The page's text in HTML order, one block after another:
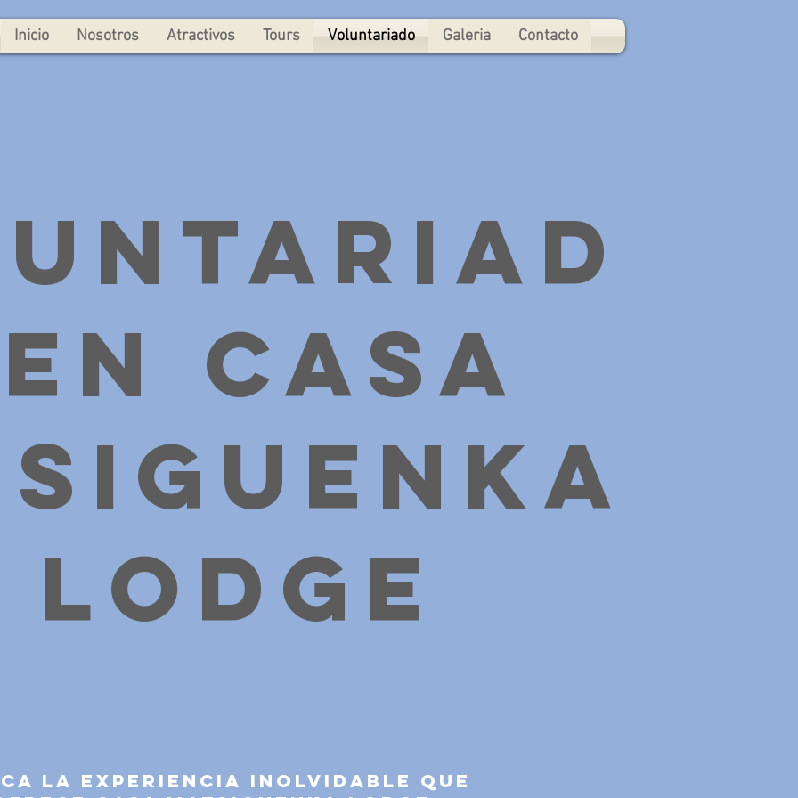
Inicio Nosotros Atractivos Tours Voluntariado Galeria Contacto
Casa
la experiencia inolvidable que